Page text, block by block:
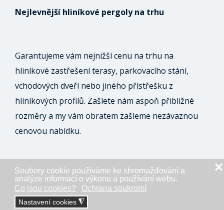
Soubory cookie používáme ke shromažďování a
analýze informací o výkonu a používání webu.
Co jsou cookies?
Ochrana soukromí
Nastavení cookies ◮
❌
Nejlevnější hliníkové pergoly na trhu
Garantujeme vám nejnižší cenu na trhu na
hliníkové zastřešení terasy, parkovacího stání,
vchodových dveří nebo jiného přístřešku z
hliníkových profilů. Zašlete nám aspoň přibližné
rozměry a my vám obratem zašleme nezávaznou
cenovou nabídku.
ODESLAT NEZÁVAZNOU POPTÁVKU